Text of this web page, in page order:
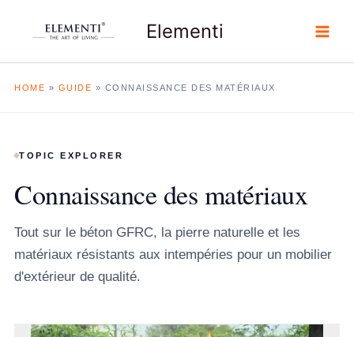
Elementi
HOME » GUIDE » CONNAISSANCE DES MATÉRIAUX
TOPIC EXPLORER
Connaissance des matériaux
Tout sur le béton GFRC, la pierre naturelle et les
matériaux résistants aux intempéries pour un mobilier
d'extérieur de qualité.